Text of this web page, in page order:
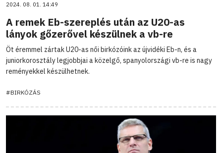
2024. 08. 01. 14:49
A remek Eb-szereplés után az U20-as
lányok gőzerővel készülnek a vb-re
Öt éremmel zártak U20-as női birkózóink az újvidéki Eb-n, és a
juniorkorosztály legjobbjai a közelgő, spanyolországi vb-re is nagy
reményekkel készülhetnek.
#BIRKÓZÁS